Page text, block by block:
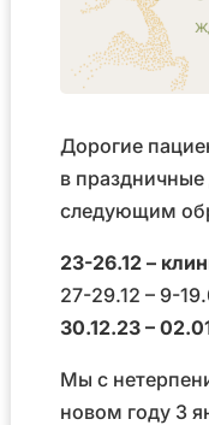
Дорогие
в
следующим
23-26.12 –
27-29.12 – 9-
30.12.23 –
Мы с
новом году 3